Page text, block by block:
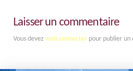
Laisser un commentaire
Vous devez vous connecterpour publier un